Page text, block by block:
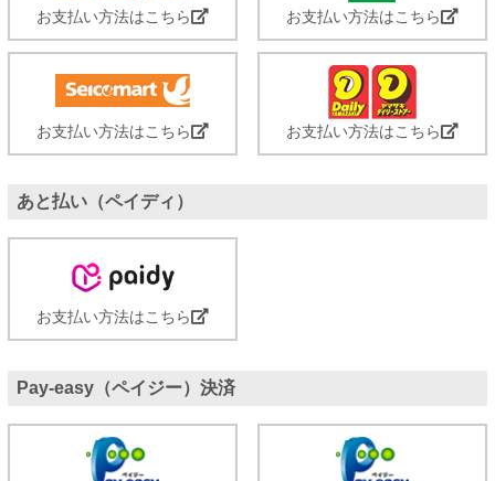
お支払い方法はこちら お支払い方法はこちら
お支払い方法はこちら お支払い方法はこちら
あと払い（ペイディ）
お支払い方法はこちら
Pay-easy（ペイジー）決済